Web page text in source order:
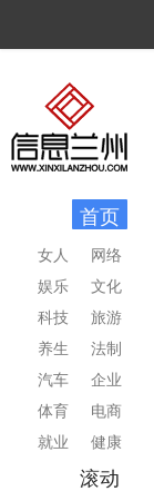
首页
网络
文化
旅游
法制
企业
电商
健康
女人
娱乐
科技
养生
汽车
体育
就业
滚动